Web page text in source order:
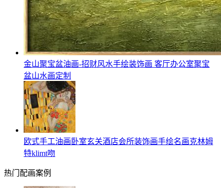
金山聚宝盆油画-招财风水手绘装饰画 客厅办公室聚宝
盆山水画定制
欧式手工油画卧室玄关酒店会所装饰画手绘名画克林姆
特klimt吻
热门配画案例